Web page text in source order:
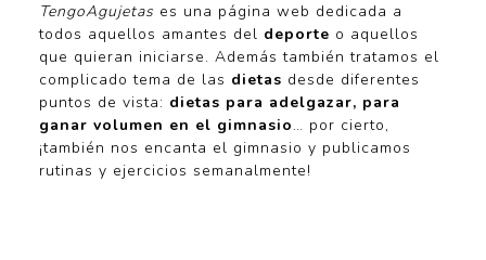
TengoAgujetas es una página web dedicada a
todos aquellos amantes del deporte o aquellos
que quieran iniciarse. Además también tratamos el
complicado tema de las dietas desde diferentes
puntos de vista: dietas para adelgazar, para
ganar volumen en el gimnasio… por cierto,
¡también nos encanta el gimnasio y publicamos
rutinas y ejercicios semanalmente!